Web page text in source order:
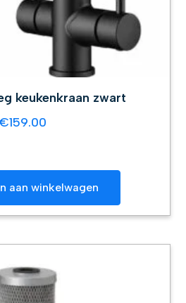
keukenkraan zwart
€159.00
aan winkelwagen